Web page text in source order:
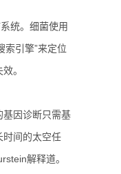
统。细菌使用
索引擎”来定位
。
基因诊断只需基
时间的太空任
解释道。